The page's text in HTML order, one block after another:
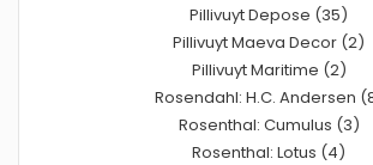
Pillivuyt Depose (35)
Pillivuyt Maeva Decor (2)
Pillivuyt Maritime (2)
Rosendahl: H.C. Andersen
Rosenthal: Cumulus (3)
Rosenthal: Lotus (4)